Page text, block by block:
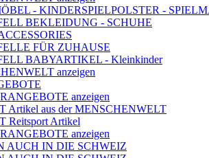
- KINDERSPIELPOLSTER -
BEKLEIDUNG - SCHUHE
FÜR ZUHAUSE
BABYARTIKEL - Kleinkinder
anzeigen
anzeigen
Artikel aus der MENSCHENWELT
Reitsport Artikel
anzeigen
AUCH IN DIE SCHWEIZ